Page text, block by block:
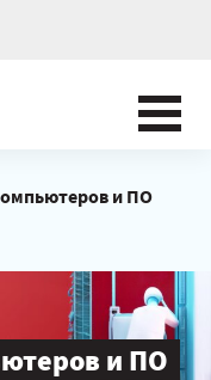
и ПО
и ПО